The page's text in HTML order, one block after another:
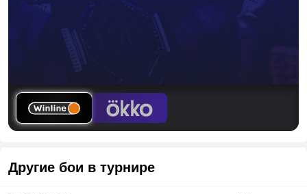
Другие бои в турнире